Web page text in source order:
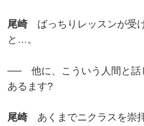
尾崎ばっちりレッスンが受
と…。
── 他に、こういう人間と話
あるます?
尾崎あくまでニクラスを崇